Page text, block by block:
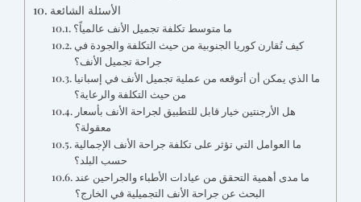
الأسئلة الشائعة
ما متوسط تكلفة تجميل الأنف عالمياً؟
كيف تُقارن كوريا الجنوبية من حيث التكلفة والجودة في
جراحة تجميل الأنف؟
ما الذي يمكن أن أتوقعه من عملية تجميل الأنف في إسبانيا
من حيث التكلفة والرعاية؟
هل الأرجنتين خيار قابل للتطبيق لجراحة الأنف بأسعار
معقولة؟
ما العوامل التي تؤثر على تكلفة جراحة الأنف الإجمالية
حسب البلد؟
ما مدى أهمية التحقق من عيادات الأطباء والجراحين عند
البحث عن جراحة الأنف التجميلية في الخارج؟